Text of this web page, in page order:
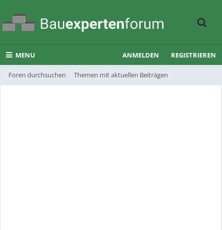
MENU
Foren durchsuchen Themen mit aktuellen Beiträgen
ANMELDEN REGISTRIEREN